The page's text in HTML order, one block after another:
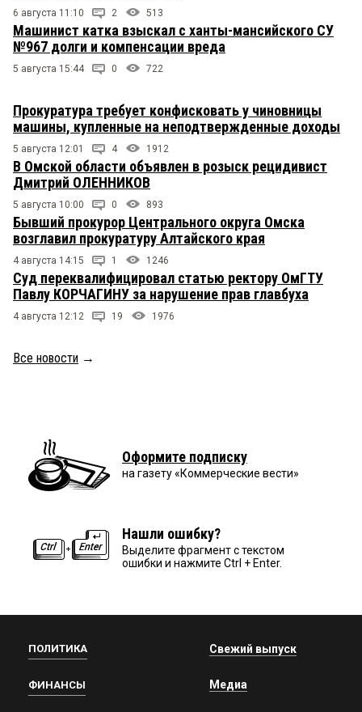
6 августа 11:10 2 513
Машинист катка взыскал с ханты-мансийского СУ
№967 долги и компенсации вреда
5 августа 15:44 0 722
Прокуратура требует конфисковать у чиновницы
машины, купленные на неподтвержденные доходы
5 августа 12:01 4 1912
В Омской области объявлен в розыск рецидивист
Дмитрий ОЛЕННИКОВ
5 августа 10:00 0 893
Бывший прокурор Центрального округа Омска
возглавил прокуратуру Алтайского края
4 августа 14:15 1 1246
Суд переквалифицировал статью ректору ОмГТУ
Павлу КОРЧАГИНУ за нарушение прав главбуха
4 августа 12:12 19 1976
Все новости →
Оформите подписку
на газету «Коммерческие вести»
Нашли ошибку?
Выделите фрагмент с текстом
ошибки и нажмите Ctrl + Enter.
ПОЛИТИКА
ФИНАНСЫ
Свежий выпуск
Медиа